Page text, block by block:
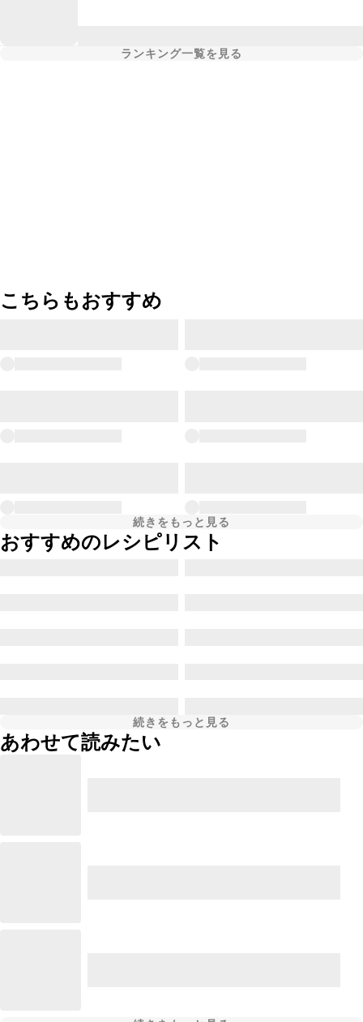
ランキング一覧を見る
こちらもおすすめ
続きをもっと見る
おすすめのレシピリスト
続きをもっと見る
あわせて読みたい